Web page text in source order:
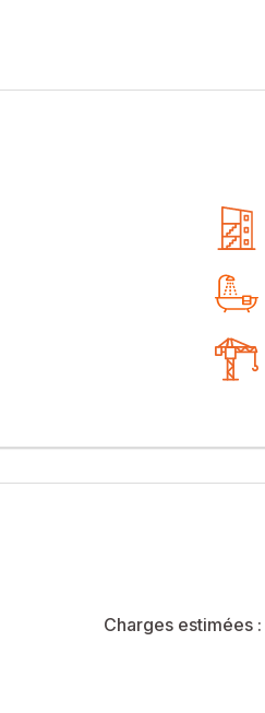
Charges estimées :